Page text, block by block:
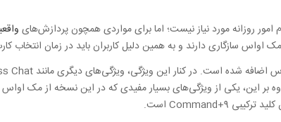
روزانه مورد نیاز نیست؛ اما برای مواردی همچون پردازش‌های
او‌‌اس سازگاری دارند و به همین دلیل کاربران باید در زمان انتخاب
بر این، یکی از ویژگی‌های بسیار مفیدی که در این نسخه از مک او‌اس